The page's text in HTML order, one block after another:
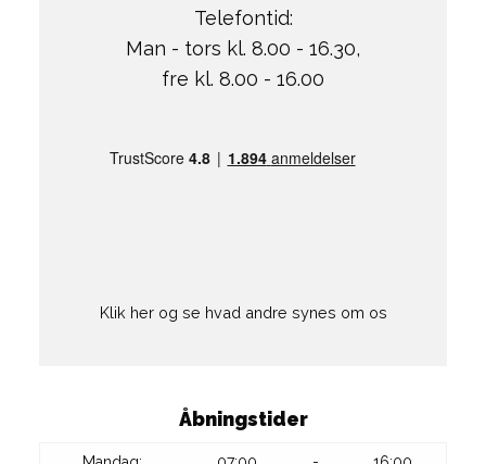
Telefontid:
Man - tors kl. 8.00 - 16.30,
fre kl. 8.00 - 16.00
Klik her og se hvad andre synes om os
Åbningstider